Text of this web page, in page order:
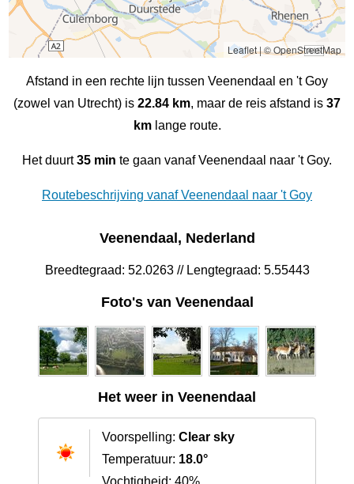
Leaflet|© OpenStreetMap
Afstand in een rechte lijn tussen Veenendaal en 't Goy
(zowel van Utrecht) is 22.84 km, maar de reis afstand is 37
kmlange route.
Het duurt35 min te gaan vanaf Veenendaal naar 't Goy.
Routebeschrijving vanaf Veenendaal naar 't Goy
Veenendaal, Nederland
Breedtegraad: 52.0263 // Lengtegraad: 5.55443
Foto's van Veenendaal
Het weer in Veenendaal
Voorspelling: Clear sky
Temperatuur: 18.0°